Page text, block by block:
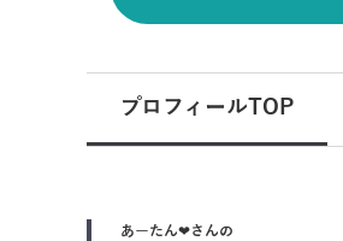
プロフィールTOP
あーたん❤さんの